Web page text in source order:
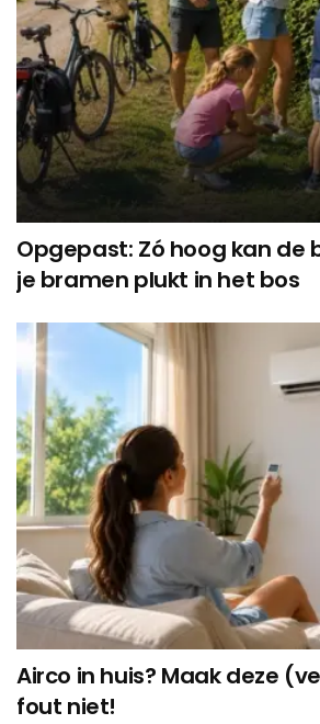
Opgepast: Zó hoog kan de
je bramen plukt in het bos
Airco in huis? Maak deze
fout niet!